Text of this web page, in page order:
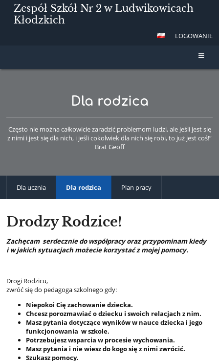
Zespół Szkół Nr 2 w Ludwikowicach
Kłodzkich
LOGOWANIE
Dla rodzica
Często nie można całkowicie zaradzić problemom ludzi, ale jeśli jest się
z nimi i jest się dla nich, i jeśli cokolwiek dla nich się robi, to już jest coś!”
Brat Geoff
Dla ucznia Dla rodzica Plan pracy
Drodzy Rodzice!
Zachęcam serdecznie do współpracy oraz przypominam kiedy
iw jakich sytuacjach możecie korzystać z mojej pomocy.
Drogi Rodzicu,
zwróć się do pedagoga szkolnego gdy:
Niepokoi Cię zachowanie dziecka.
Chcesz porozmawiać o dziecku i swoich relacjach z nim.
Masz pytania dotyczące wyników w nauce dziecka i jego
funkcjonowania w szkole.
Potrzebujesz wsparcia w procesie wychowania.
Masz pytania i nie wiesz do kogo się z nimi zwrócić.
Szukasz pomocy.